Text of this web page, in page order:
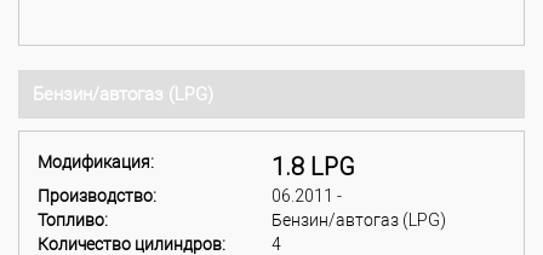
Бензин/автогаз (LPG)
Модификация: 1.8 LPG
Производство:
06.2011 -
Топливо:
Бензин/автогаз (LPG)
Количество цилиндров:
4